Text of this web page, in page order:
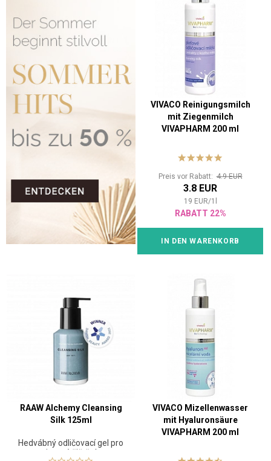
VIVACO Reinigungsmilch
mit Ziegenmilch
VIVAPHARM 200 ml
Preis vor Rabatt:4.9 EUR
3.8 EUR
19 EUR/1
RABATT 22%
IN DEN WARENKORB
RAAW Alchemy Cleansing
Silk 125ml
Hedvábný odličovací gel pro
jemné čištění
VIVACO Mizellenwasser
mit Hyaluronsäure
VIVAPHARM 200 ml